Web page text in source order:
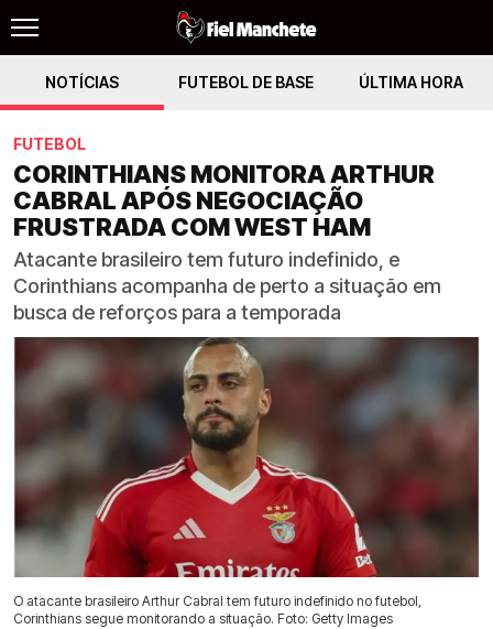
NOTÍCIAS FUTEBOL DE BASE ÚLTIMA HORA
FUTEBOL
CORINTHIANS MONITORA ARTHUR
CABRAL APÓS NEGOCIAÇÃO
FRUSTRADA COM WEST HAM
Atacante brasileiro tem futuro indefinido, e
Corinthians acompanha de perto a situação em
busca de reforços para a temporada
O atacante brasileiro Arthur Cabral tem futuro indefinido no futebol,
Corinthians segue monitorando a situação. Foto: Getty Images